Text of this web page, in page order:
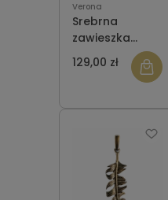
Verona
Srebrna
zawieszka
Verona
Z054329
PROSTOKĄT -
BLASZKA GRWER
129,00 zł